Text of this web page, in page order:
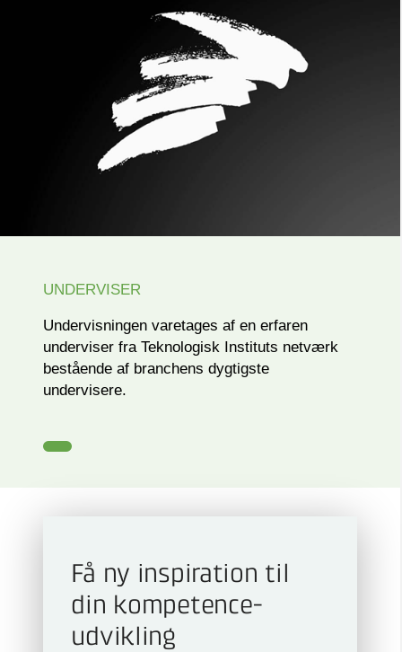
UNDERVISER
Undervisningen varetages af en erfaren
underviser fra Teknologisk Instituts netværk
bestående af branchens dygtigste
undervisere.
Få ny inspiration til
din kompetence­
udvikling